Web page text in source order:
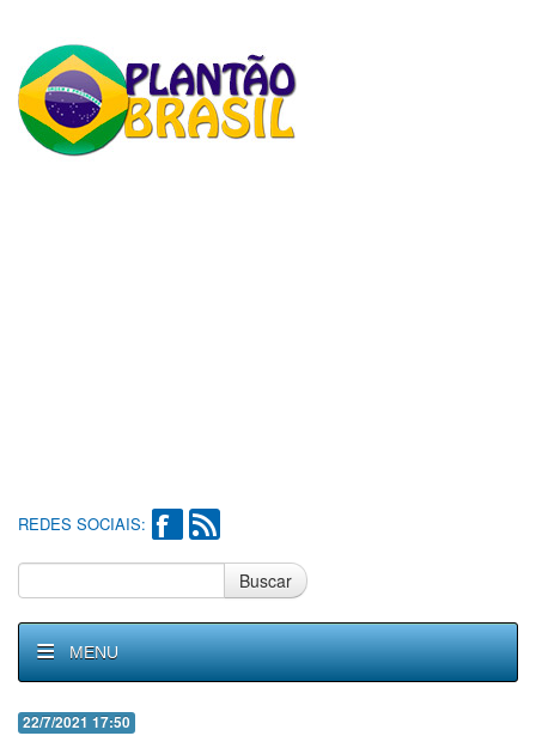
REDES SOCIAIS:
Buscar
MENU
22/7/2021 17:50